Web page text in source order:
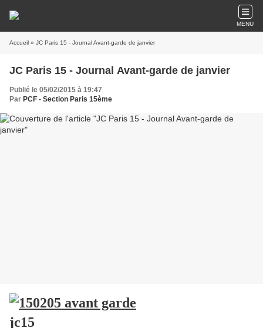
MENU
Accueil » JC Paris 15 - Journal Avant-garde de janvier
JC Paris 15 - Journal Avant-garde de janvier
Publié le 05/02/2015 à 19:47
Par PCF - Section Paris 15ème